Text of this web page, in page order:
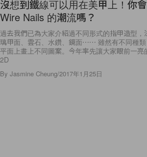
沒想到鐵線可以用在美甲上！你
Wire Nails 的潮流嗎？
過去我們已為大家介紹過不同形式的指甲造型
璃甲面、雲石、水鑽、鏡面⋯⋯ 雖然有不同種類
平面上畫上不同圖案。今年率先讓大家眼前一亮
2D
By Jasmine Cheung/2017年1月25日